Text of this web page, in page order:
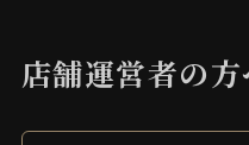
店舗運営者の⽅